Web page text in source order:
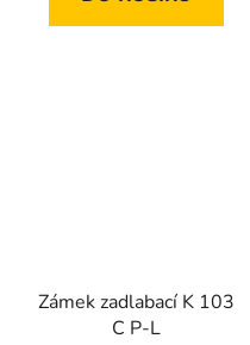
Zámek zadlabací K 103
C P-L